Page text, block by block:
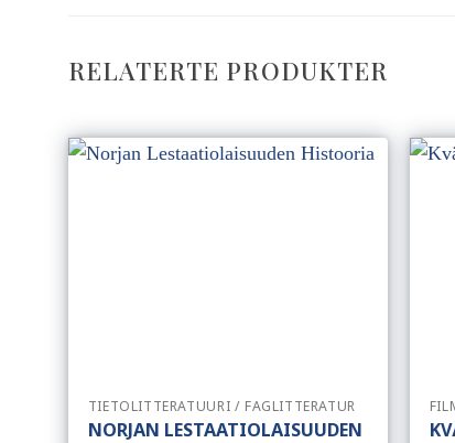
RELATERTE PRODUKTER
TIETOLITTERATUURI / FAGLITTERATUR
NORJAN LESTAATIOLAISUUDEN